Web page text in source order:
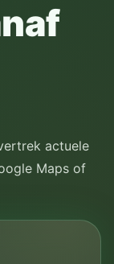
actuele
Maps of